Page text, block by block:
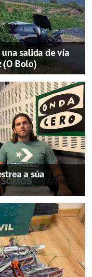
salida de vía
(O Bolo)
a súa